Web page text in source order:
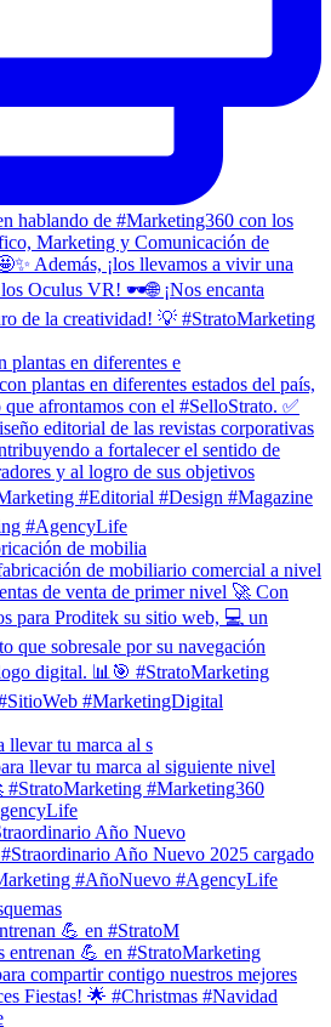
plantas en diferentes e
de mobilia
llevar tu marca al s
Año Nuevo
💪 en #StratoM